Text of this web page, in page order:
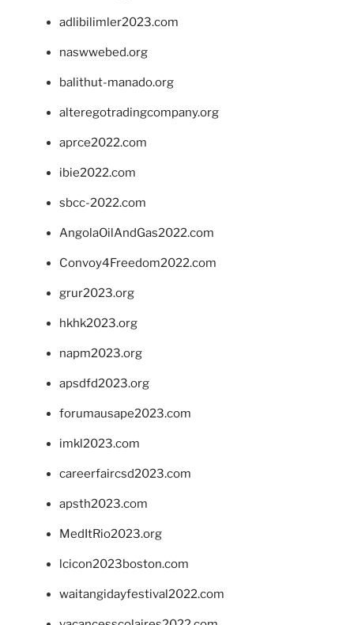
adlibilimler2023.com
naswwebed.org
balithut-manado.org
alteregotradingcompany.org
aprce2022.com
ibie2022.com
sbcc-2022.com
AngolaOilAndGas2022.com
Convoy4Freedom2022.com
grur2023.org
hkhk2023.org
napm2023.org
apsdfd2023.org
forumausape2023.com
imkl2023.com
careerfaircsd2023.com
apsth2023.com
MedItRio2023.org
lcicon2023boston.com
waitangidayfestival2022.com